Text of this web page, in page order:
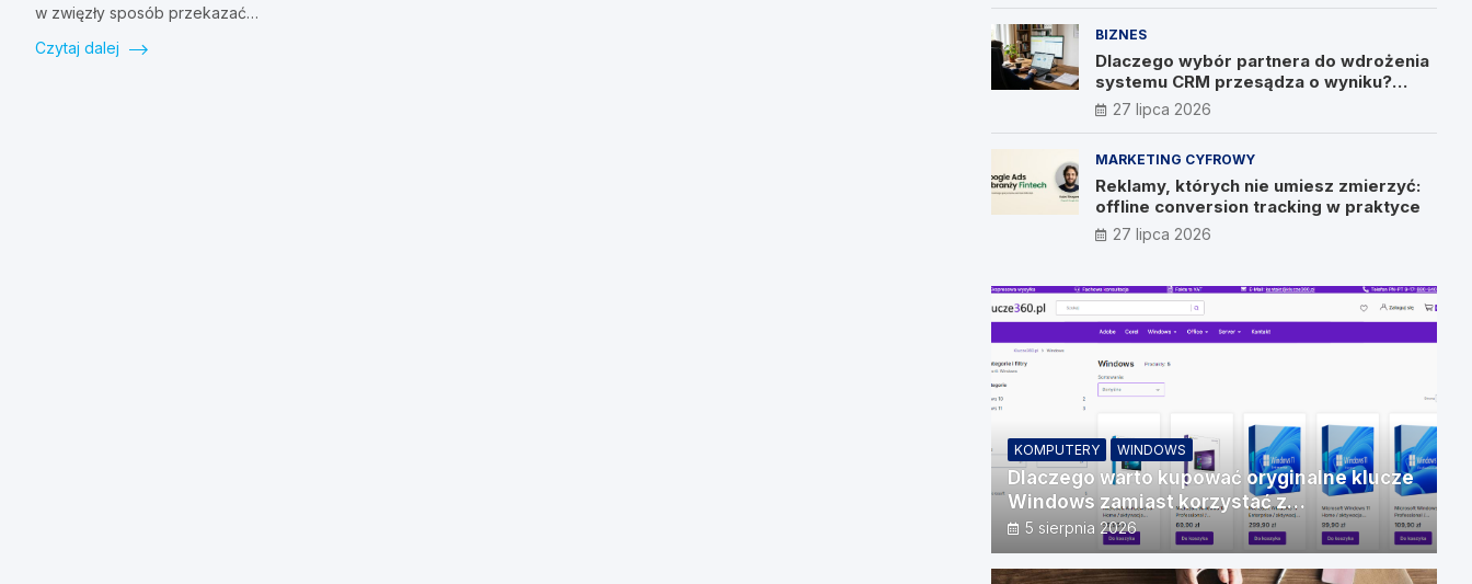
w zwięzły sposób przekazać…
Czytaj dalej
BIZNES
Dlaczego wybór partnera do wdrożenia
systemu CRM przesądza o wyniku?
Wywiad z Pawłem Prymakowskim, CEO
IT Vision
27 lipca 2026
MARKETING CYFROWY
Reklamy, których nie umiesz zmierzyć:
offline conversion tracking w praktyce
27 lipca 2026
KOMPUTERY WINDOWS
Dlaczego warto kupować oryginalne klucze
Windows zamiast korzystać z
nieautoryzowanych źródeł?
5 sierpnia 2026